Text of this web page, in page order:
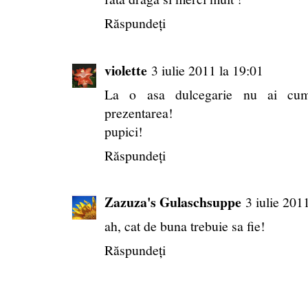
Răspundeți
violette 3 iulie 2011 la 19:01
La o asa dulcegarie nu ai
prezentarea!
pupici!
Răspundeți
Zazuza's Gulaschsuppe 3 iulie
ah, cat de buna trebuie sa fie!
Răspundeți